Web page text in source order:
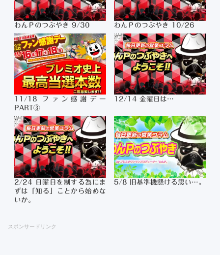
わんＰのつぶやき 9/30 わんＰのつぶやき 10/26
11/18 ファン感謝デー
PART③
12/14 金曜日は…
2/24 日曜日を制する為にま
ずは「知る」ことから始めな
いか。
5/8 旧基準機懸ける思い…。
スポンサードリンク